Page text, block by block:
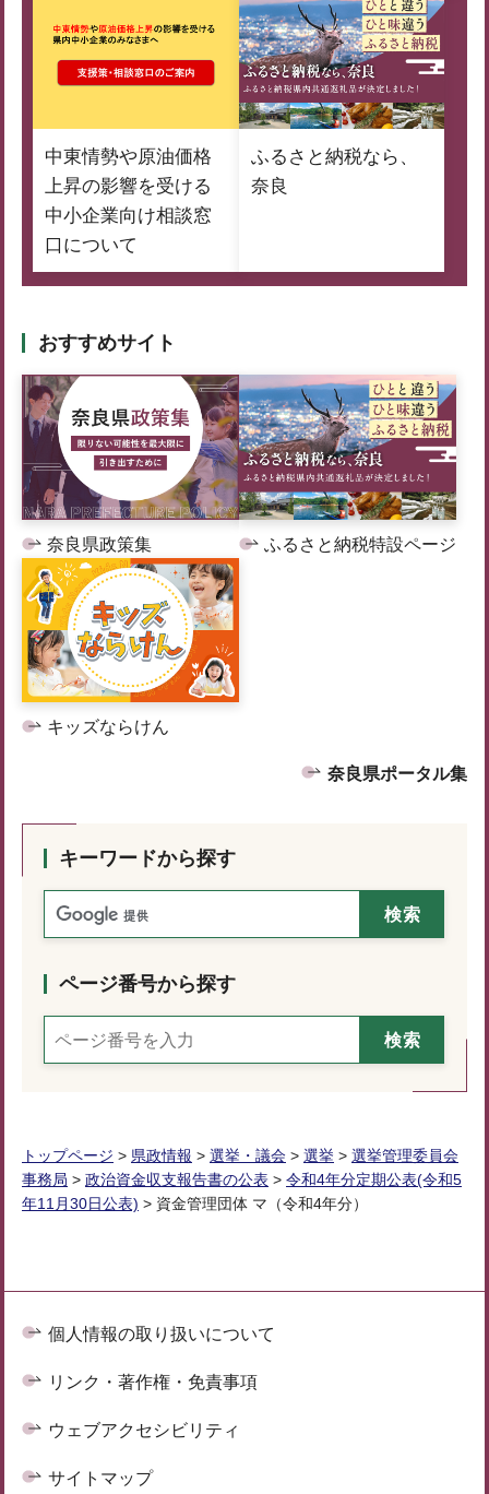
中東情勢や原油価格
上昇の影響を受ける
中小企業向け相談窓
口について
ふるさと納税なら、
奈良
おすすめサイト
奈良県政策集 ふるさと納税特設ページ
キッズならけん
奈良県ポータル集
キーワードから探す
ページ番号から探す
トップページ > 県政情報 > 選挙・議会 > 選挙 > 選挙管理委員会
事務局 > 政治資金収支報告書の公表 > 令和4年分定期公表(令和5
年11月30日公表) > 資金管理団体 マ（令和4年分）
個人情報の取り扱いについて
リンク・著作権・免責事項
ウェブアクセシビリティ
サイトマップ